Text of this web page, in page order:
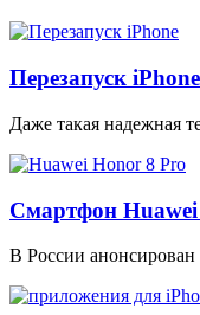
Перезапуск iPhone
Даже такая надежная
Смартфон Huawei
В России